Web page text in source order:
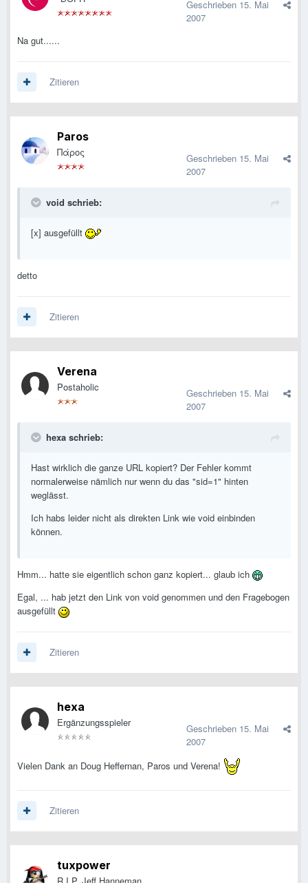
Geschrieben 15. Mai
2007
Na gut......
Zitieren
Paros
Πάρος Geschrieben 15. Mai
2007
void schrieb:
[x] ausgefüllt
detto
Zitieren
Verena
Postaholic Geschrieben 15. Mai
2007
hexa schrieb:
Hast wirklich die ganze URL kopiert? Der Fehler kommt
normalerweise nämlich nur wenn du das "sid=1" hinten
weglässt.
Ich habs leider nicht als direkten Link wie void einbinden
können.
Hmm... hatte sie eigentlich schon ganz kopiert... glaub ich
Egal, ... hab jetzt den Link von void genommen und den Fragebogen
ausgefüllt
Zitieren
hexa
Ergänzungsspieler Geschrieben 15. Mai
2007
Vielen Dank an Doug Heffernan, Paros und Verena!
Zitieren
tuxpower